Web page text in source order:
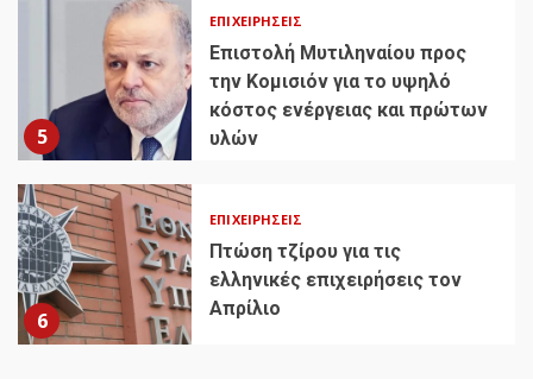
5
ΕΠΙΧΕΙΡΉΣΕΙΣ
Επιστολή Μυτιληναίου προς
την Κομισιόν για το υψηλό
κόστος ενέργειας και πρώτων
υλών
6
ΕΠΙΧΕΙΡΉΣΕΙΣ
Πτώση τζίρου για τις
ελληνικές επιχειρήσεις τον
Απρίλιο